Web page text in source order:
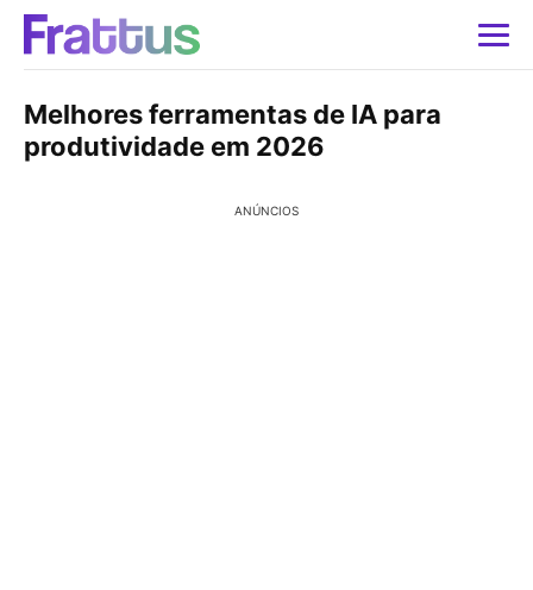
Melhores ferramentas de IA para
produtividade em 2026
ANÚNCIOS